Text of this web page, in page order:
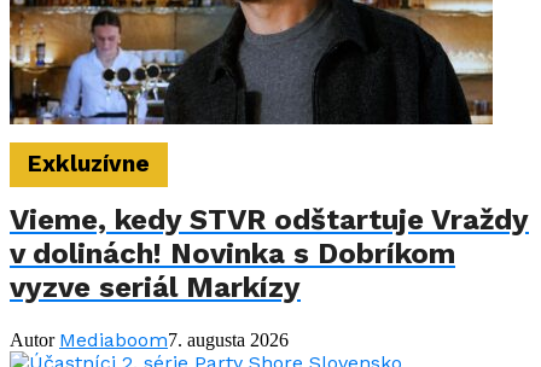
Exkluzívne
Vieme, kedy STVR odštartuje Vraždy
v dolinách! Novinka s Dobríkom
vyzve seriál Markízy
Autor Mediaboom7. augusta 2026